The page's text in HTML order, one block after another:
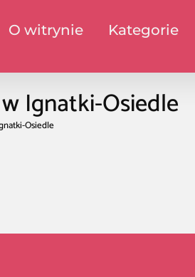
O witrynie Kategorie
Ignatki-Osiedle
Osiedle